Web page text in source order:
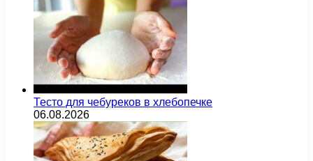
Тесто для чебуреков в хлебопечке
06.08.2026